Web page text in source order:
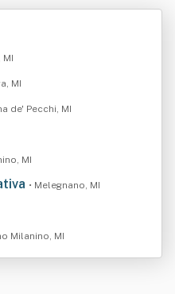
MI
MI
de' Pecchi, MI
MI
• Melegnano, MI
Milanino, MI